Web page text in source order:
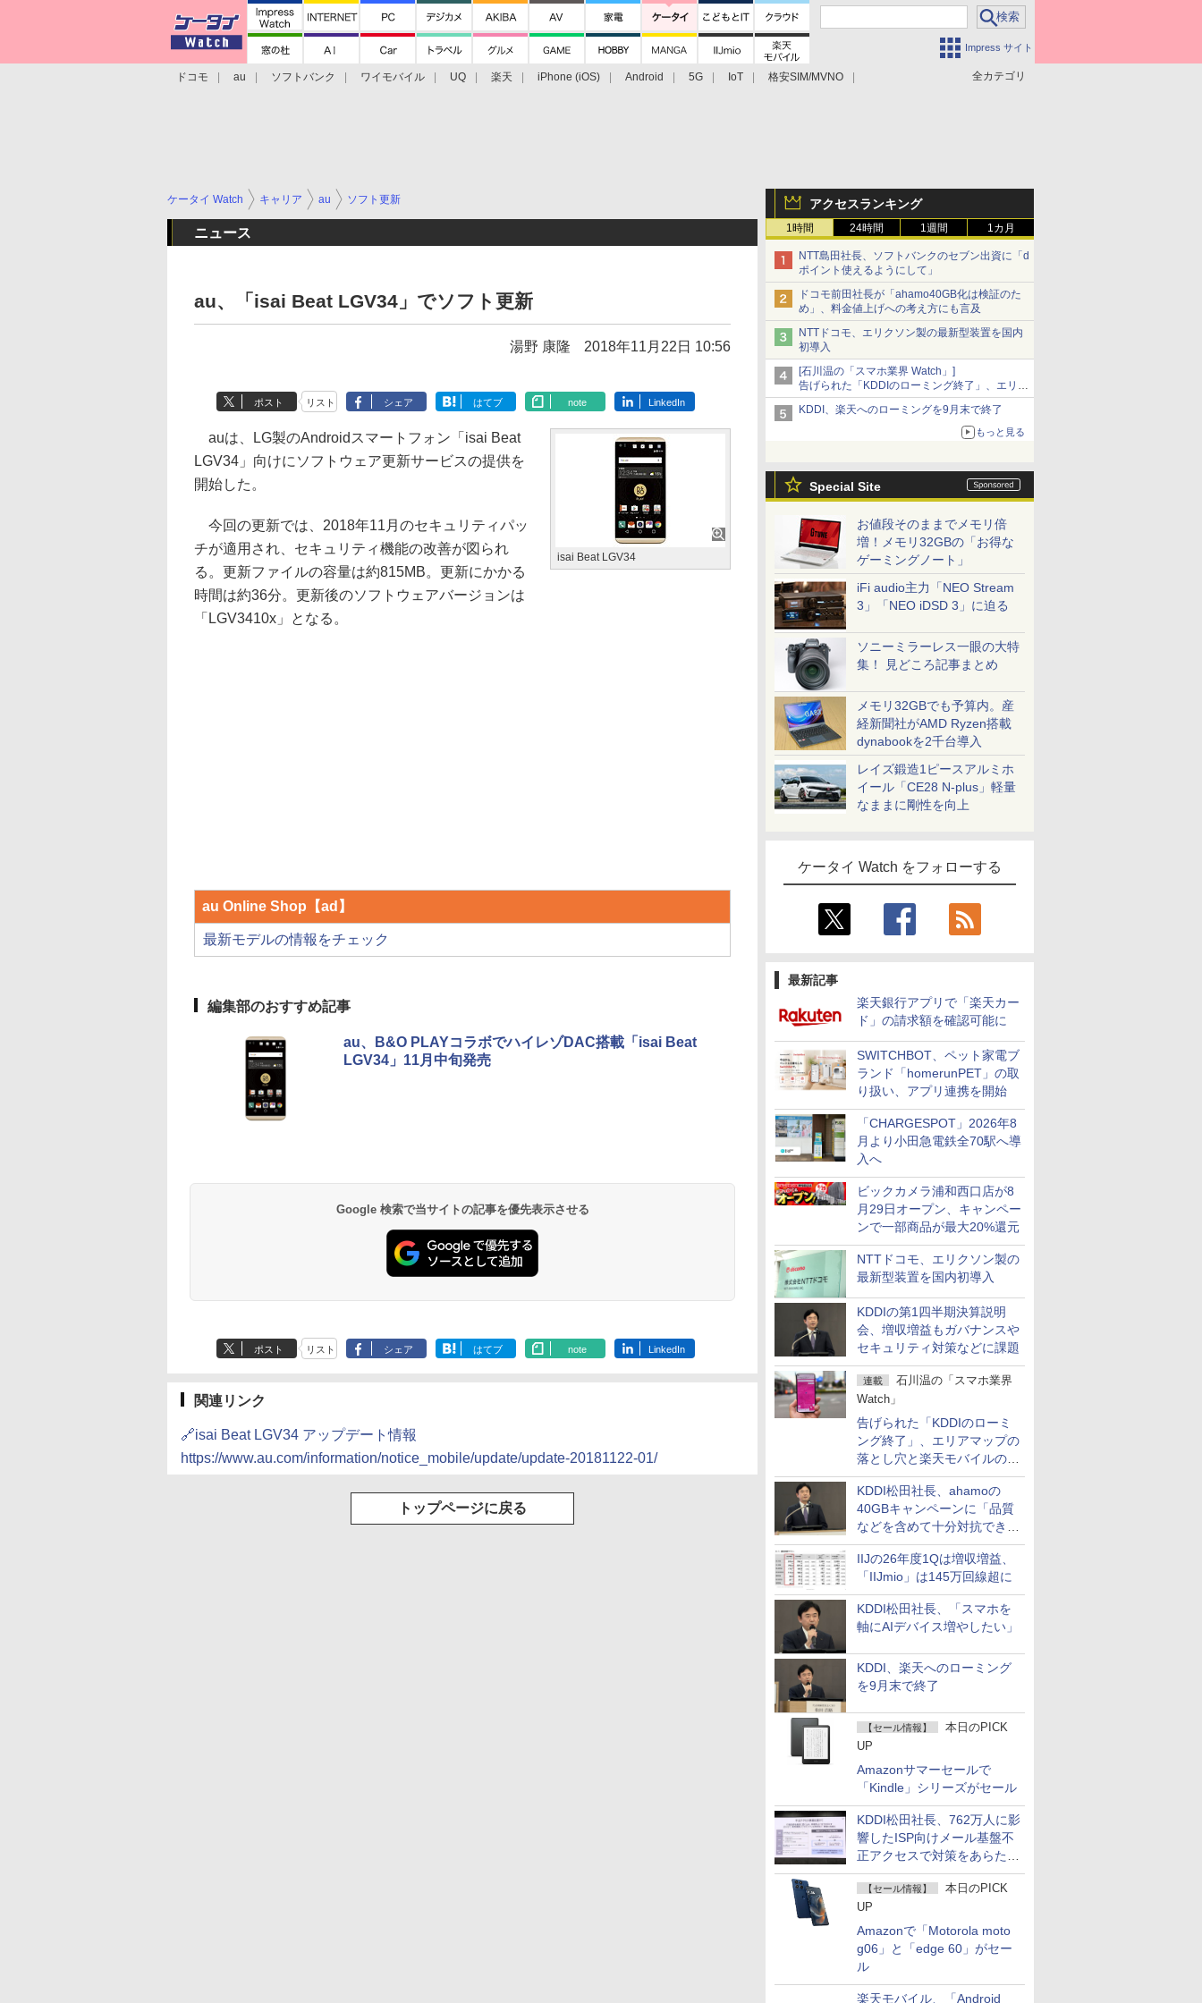
Impress サイト
全カテゴリ
ドコモ au ソフトバンク ワイモバイル UQ 楽天 iPhone (iOS) Android 5G IoT
格安SIM/MVNO
アクセスランキング
1時間 24時間 1週間 1カ月
NTT島田社長、ソフトバンクのセブン出資に「d
ポイント使えるようにして」
ドコモ前田社長が「ahamo40GB化は検証のた
め」、料金値上げへの考え方にも言及
NTTドコモ、エリクソン製の最新型装置を国内
初導入
[石川温の「スマホ業界 Watch」]
告げられた「KDDIのローミング終了」、エリア
マップの落とし穴と楽天モバイルの課題
KDDI、楽天へのローミングを9月末で終了
もっと見る
Special Site
お値段そのままでメモリ倍
増！メモリ32GBの「お得な
ゲーミングノート」
iFi audio主力「NEO Stream
3」「NEO iDSD 3」に迫る
ソニーミラーレス一眼の大特
集！ 見どころ記事まとめ
メモリ32GBでも予算内。産
経新聞社がAMD Ryzen搭載
dynabookを2千台導入
レイズ鍛造1ピースアルミホ
イール「CE28 N-plus」軽量
なままに剛性を向上
ケータイ Watch をフォローする
最新記事
楽天銀行アプリで「楽天カー
ド」の請求額を確認可能に
SWITCHBOT、ペット家電ブ
ランド「homerunPET」の取
り扱い、アプリ連携を開始
「CHARGESPOT」2026年8
月より小田急電鉄全70駅へ導
入へ
ビックカメラ浦和西口店が8
月29日オープン、キャンペー
ンで一部商品が最大20%還元
NTTドコモ、エリクソン製の
最新型装置を国内初導入
KDDIの第1四半期決算説明
会、増収増益もガバナンスや
セキュリティ対策などに課題
連載
石川温の「スマホ業界
Watch」
告げられた「KDDIのローミ
ング終了」、エリアマップの
落とし穴と楽天モバイルの課
題
KDDI松田社長、ahamoの
40GBキャンペーンに「品質
などを含めて十分対抗でき
る」
IIJの26年度1Qは増収増益、
「IIJmio」は145万回線超に
KDDI松田社長、「スマホを
軸にAIデバイス増やしたい」
KDDI、楽天へのローミング
を9月末で終了
【セール情報】
本日のPICK
UP
Amazonサマーセールで
「Kindle」シリーズがセール
KDDI松田社長、762万人に影
響したISP向けメール基盤不
正アクセスで対策をあらため
て説明
【セール情報】
本日のPICK
UP
Amazonで「Motorola moto
g06」と「edge 60」がセー
ル
楽天モバイル、「Android
ケータイ Watch キャリア au ソフト更新
ニュース
au、「isai Beat LGV34」でソフト更新
湯野 康隆 2018年11月22日 10:56
ポスト リスト シェア はてブ note LinkedIn
isai Beat LGV34
auは、LG製のAndroidスマートフォン「isai Beat
LGV34」向けにソフトウェア更新サービスの提供を
開始した。
今回の更新では、2018年11月のセキュリティパッ
チが適用され、セキュリティ機能の改善が図られ
る。更新ファイルの容量は約815MB。更新にかかる
時間は約36分。更新後のソフトウェアバージョンは
「LGV3410x」となる。
au Online Shop【ad】
最新モデルの情報をチェック
編集部のおすすめ記事
au、B&O PLAYコラボでハイレゾDAC搭載「isai Beat
LGV34」11月中旬発売
Google 検索で当サイトの記事を優先表示させる
ポスト リスト シェア はてブ note LinkedIn
関連リンク
🔗isai Beat LGV34 アップデート情報
https://www.au.com/information/notice_mobile/update/update-20181122-01/
トップページに戻る